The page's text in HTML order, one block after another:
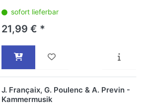
sofort lieferbar
21,99 € *
J. Françaix, G. Poulenc & A. Previn -
Kammermusik